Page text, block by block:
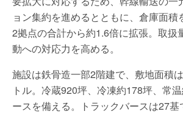
ョン集約を進めるとともに、倉庫面積
2拠点の合計から約1.6倍に拡張。取扱
動への対応力を高める。
施設は鉄骨造一部2階建で、敷地面積
トル。冷蔵920坪、冷凍約178坪、常
ースを備える。トラックバースは27